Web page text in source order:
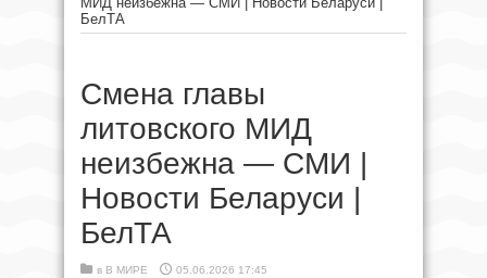
БелТА
Смена главы
литовского МИД
неизбежна — СМИ |
Новости Беларуси |
БелТА
в В МИРЕ 05.06.2026 17:45